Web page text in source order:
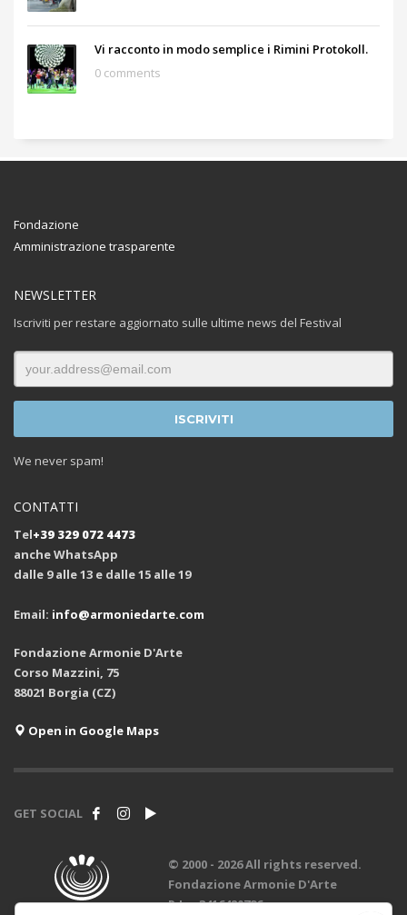
Vi racconto in modo semplice i Rimini Protokoll.
0 comments
Fondazione
Amministrazione trasparente
NEWSLETTER
Iscriviti per restare aggiornato sulle ultime news del Festival
We never spam!
CONTATTI
Tel+39 329 072 4473
anche WhatsApp
dalle 9 alle 13 e dalle 15 alle 19
Email: info@armoniedarte.com
Fondazione Armonie D'Arte
Corso Mazzini, 75
88021 Borgia (CZ)
Open in Google Maps
GET SOCIAL
© 2000 - 2026 All rights reserved.
Fondazione Armonie D'Arte
P.Iva 3416420796